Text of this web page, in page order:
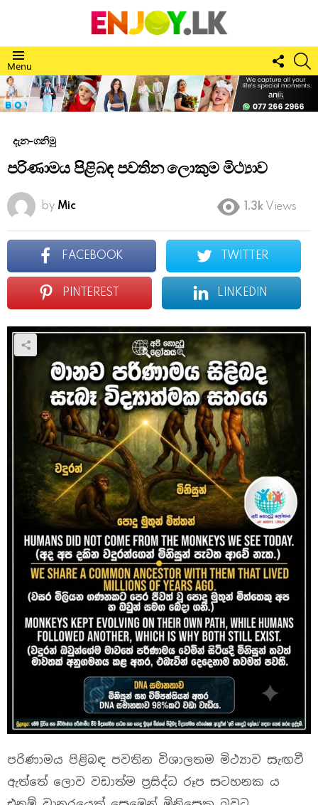
Menu
US
දැන-ගනිමු
පරිණාමය පිළිබඳ පවතින ලොකුම මිථ්‍යාව
by Mic 1.3k Views
FACEBOOK TWITTER
PINTEREST LINKEDIN
පරිණාමය පිළිබඳ පවතින විශාලතම මිථ්‍යාව සැඟවී
ඇත්තේ ලොව වඩාත්ම ප්‍රසිද්ධ රූප සටහනක ය